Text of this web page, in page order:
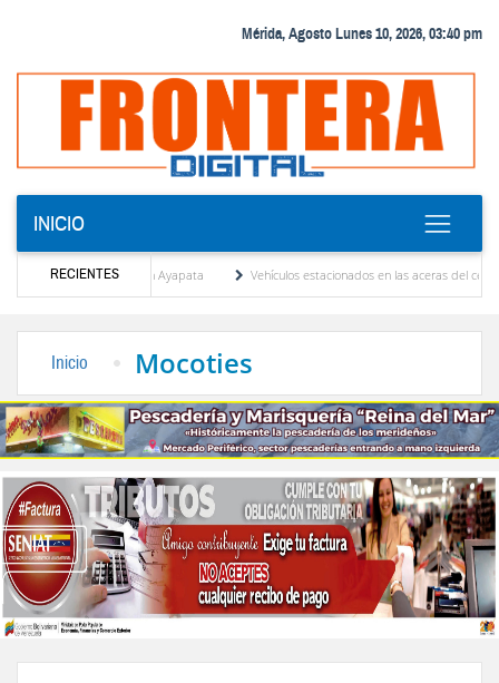
Mérida, Agosto Lunes 10, 2026, 03:40 pm
INICIO
RECIENTES
y Andy Younes en Ayapata
Vehículos estacionados en las aceras del centro
Inicio Mocoties